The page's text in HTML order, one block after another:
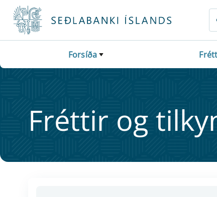
Fara beint í Meginmál
Forsíða
Frétt­ir og